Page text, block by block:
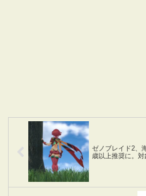
ゼノブレイド2、
歳以上推奨に。